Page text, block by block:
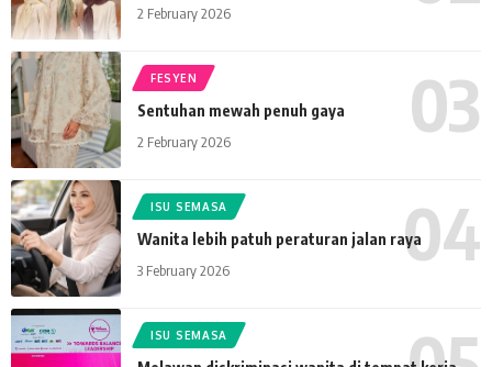
2 February 2026
FESYEN
Sentuhan mewah penuh gaya
2 February 2026
ISU SEMASA
Wanita lebih patuh peraturan jalan raya
3 February 2026
ISU SEMASA